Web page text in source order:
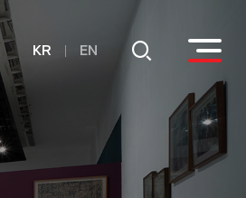
KR EN